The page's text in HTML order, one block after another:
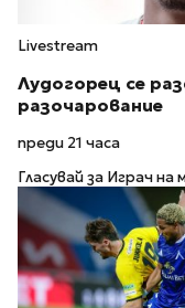
Livestream
Лудогорец се
разочарование
преди 21 часа
Гласувай за Играч